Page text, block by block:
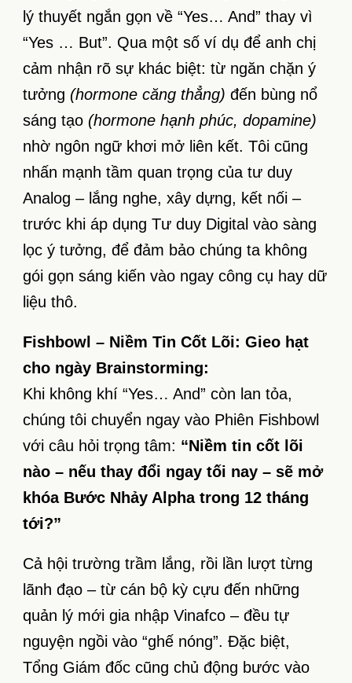
lý thuyết ngắn gọn về “Yes… And” thay vì
“Yes … But”. Qua một số ví dụ để anh chị
cảm nhận rõ sự khác biệt: từ ngăn chặn ý
tưởng (hormone căng thẳng) đến bùng nổ
sáng tạo (hormone hạnh phúc, dopamine)
nhờ ngôn ngữ khơi mở liên kết. Tôi cũng
nhấn mạnh tầm quan trọng của tư duy
Analog – lắng nghe, xây dựng, kết nối –
trước khi áp dụng Tư duy Digital vào sàng
lọc ý tưởng, để đảm bảo chúng ta không
gói gọn sáng kiến vào ngay công cụ hay dữ
liệu thô.
Fishbowl – Niềm Tin Cốt Lõi: Gieo hạt
cho ngày Brainstorming:
Khi không khí “Yes… And” còn lan tỏa,
chúng tôi chuyển ngay vào Phiên Fishbowl
với câu hỏi trọng tâm: “Niềm tin cốt lõi
nào – nếu thay đổi ngay tối nay – sẽ mở
khóa Bước Nhảy Alpha trong 12 tháng
tới?”
Cả hội trường trầm lắng, rồi lần lượt từng
lãnh đạo – từ cán bộ kỳ cựu đến những
quản lý mới gia nhập Vinafco – đều tự
nguyện ngồi vào “ghế nóng”. Đặc biệt,
Tổng Giám đốc cũng chủ động bước vào